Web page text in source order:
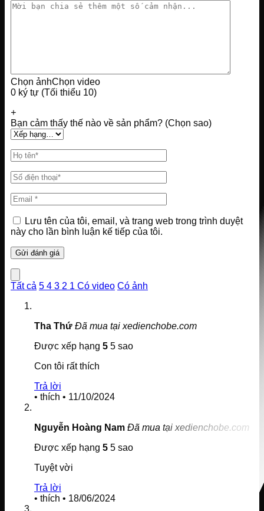
Chọn ảnhChọn video
0 ký tự (Tối thiểu 10)
+
Bạn cảm thấy thế nào về sản phẩm? (Chọn sao)
Lưu tên của tôi, email, và trang web trong trình duyệt
này cho lần bình luận kế tiếp của tôi.
Tất cả 5 4 3 2 1 Có video Có ảnh
Tha Thứ Đã mua tại xedienchobe.com
Được xếp hạng 5 5 sao
Con tôi rất thích
Trả lời
• thích • 11/10/2024
Nguyễn Hoàng Nam Đã mua tại xedienchobe.com
Được xếp hạng 5 5 sao
Tuyệt vời
Trả lời
• thích • 18/06/2024